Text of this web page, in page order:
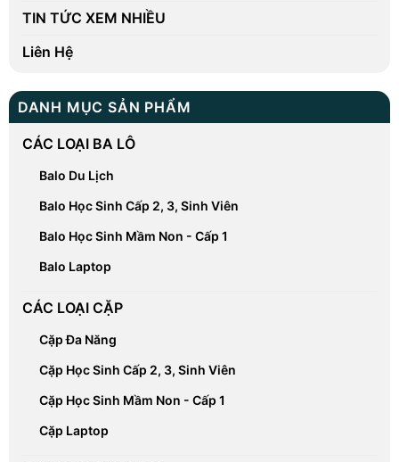
TIN TỨC XEM NHIỀU
Liên Hệ
DANH MỤC SẢN PHẨM
CÁC LOẠI BA LÔ
Balo Du Lịch
Balo Học Sinh Cấp 2, 3, Sinh Viên
Balo Học Sinh Mầm Non - Cấp 1
Balo Laptop
CÁC LOẠI CẶP
Cặp Đa Năng
Cặp Học Sinh Cấp 2, 3, Sinh Viên
Cặp Học Sinh Mầm Non - Cấp 1
Cặp Laptop